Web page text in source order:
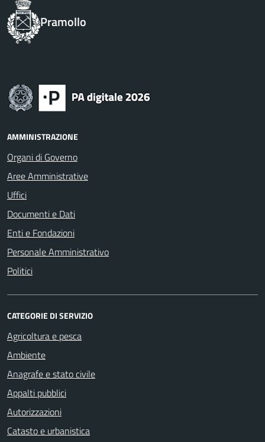
Pramollo
AMMINISTRAZIONE
Organi di Governo
Aree Amministrative
Uffici
Documenti e Dati
Enti e Fondazioni
Personale Amministrativo
Politici
CATEGORIE DI SERVIZIO
Agricoltura e pesca
Ambiente
Anagrafe e stato civile
Appalti pubblici
Autorizzazioni
Catasto e urbanistica